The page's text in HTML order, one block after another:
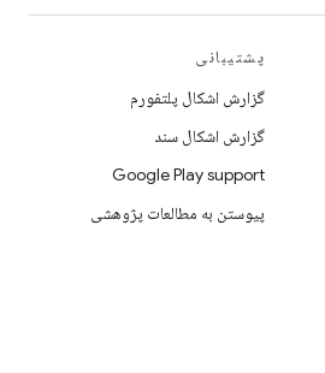
پشتیبانی
گزارش اشکال پلتفورم
گزارش اشکال سند
Google Play support
پیوستن به مطالعات پژوهشی